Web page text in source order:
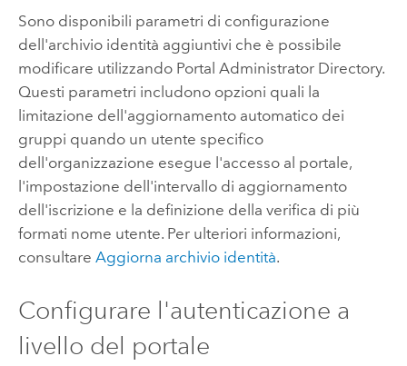
Sono disponibili parametri di configurazione
dell'archivio identità aggiuntivi che è possibile
modificare utilizzando Portal Administrator Directory.
Questi parametri includono opzioni quali la
limitazione dell'aggiornamento automatico dei
gruppi quando un utente specifico
dell'organizzazione esegue l'accesso al portale,
l'impostazione dell'intervallo di aggiornamento
dell'iscrizione e la definizione della verifica di più
formati nome utente. Per ulteriori informazioni,
consultare Aggiorna archivio identità.
Configurare l'autenticazione a
livello del portale